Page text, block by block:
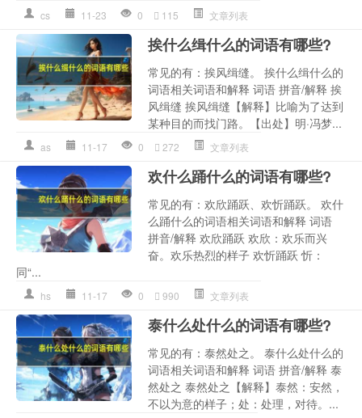
cs 11-23 0 115 文章列表
挨什么缉什么的词语有哪些?
常见的有：挨风缉缝。 挨什么缉什么的
词语相关词语和解释 词语 拼音/解释 挨
风缉缝 挨风缉缝【解释】比喻为了达到
某种目的而找门路。【出处】明·冯梦...
as 11-17 0 272 文章列表
欢什么踊什么的词语有哪些?
常见的有：欢欣踊跃、欢忻踊跃。 欢什
么踊什么的词语相关词语和解释 词语
拼音/解释 欢欣踊跃 欢欣：欢乐而兴
奋。欢乐热烈的样子 欢忻踊跃 忻：
同“...
hs 11-17 0 990 文章列表
泰什么处什么的词语有哪些?
常见的有：泰然处之。 泰什么处什么的
词语相关词语和解释 词语 拼音/解释 泰
然处之 泰然处之【解释】泰然：安然，
不以为意的样子；处：处理，对待。...